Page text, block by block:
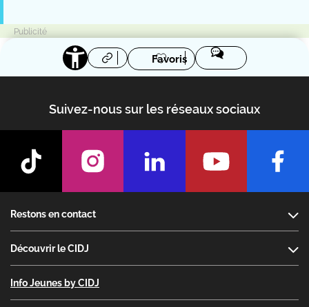
Favoris
Suivez-nous sur les réseaux sociaux
Restons en contact
Découvrir le CIDJ
Info Jeunes by CIDJ